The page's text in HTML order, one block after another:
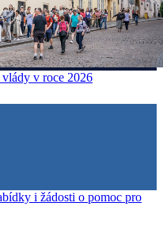
v roce 2026
i žádosti o pomoc pro